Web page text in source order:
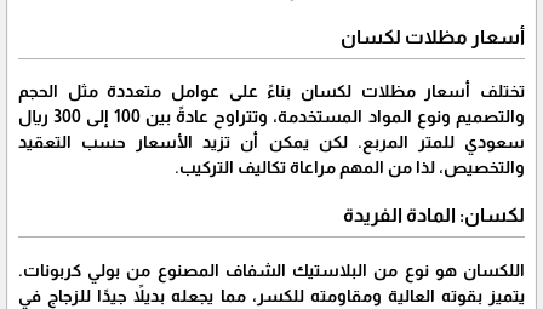
أسعار مظلات لكسان
تختلف أسعار مظلات لكسان بناءً على عوامل متعددة مثل الحجم
والتصميم ونوع المواد المستخدمة، وتتراوح عادةً بين 100 إلى 300 ريال
سعودي للمتر المربع. لكن يمكن أن تزيد الأسعار حسب التعقيد
والتخصيص، لذا من المهم مراعاة تكاليف التركيب.
لكسان: المادة الفريدة
اللكسان هو نوع من البلاستيك الشفاف المصنوع من بولي كربونات.
يتميز بقوته العالية ومقاومته للكسر، مما يجعله بديلاً جيدًا للزجاج في